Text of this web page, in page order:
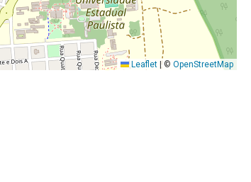
Leaflet © OpenStreetMap